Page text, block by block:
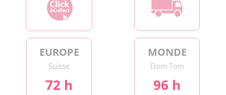
EUROPE
Suisse
72 h
MONDE
Dom Tom
96 h